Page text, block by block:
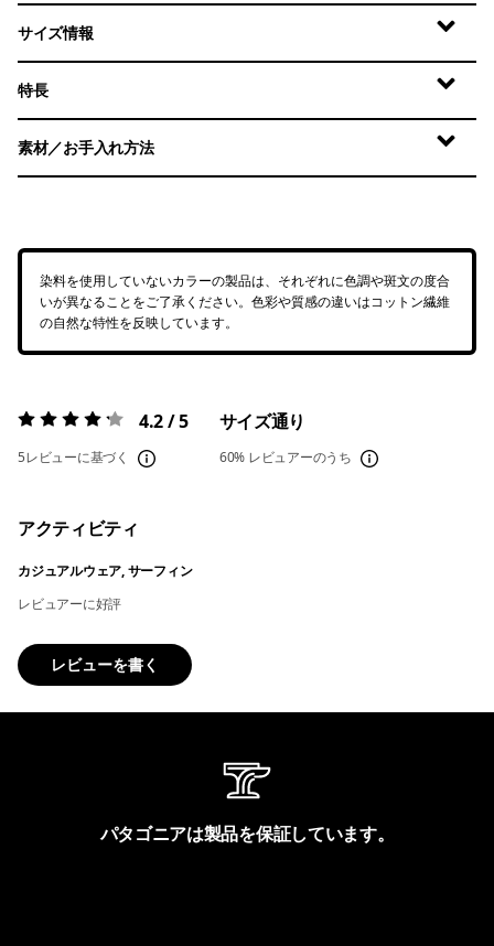
サイズ情報
特長
素材／お手入れ方法
染料を使用していないカラーの製品は、それぞれに色調や斑文の度合
いが異なることをご了承ください。色彩や質感の違いはコットン繊維
の自然な特性を反映しています。
評価:4.2 / 5 4.2 / 5
5レビューに基づく
サイズ通り
60% レビュアーのうち
アクティビティ
カジュアルウェア, サーフィン
レビュアーに好評
レビューを書く
パタゴニアは製品を保証しています。